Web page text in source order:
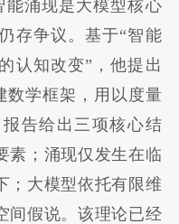
能涌现是大模型核心
存争议。基于“智能
认知改变”，他提出
数学框架，用以度量
告给出三项核心结
素；涌现仅发生在临
；大模型依托有限维
间假说。该理论已经